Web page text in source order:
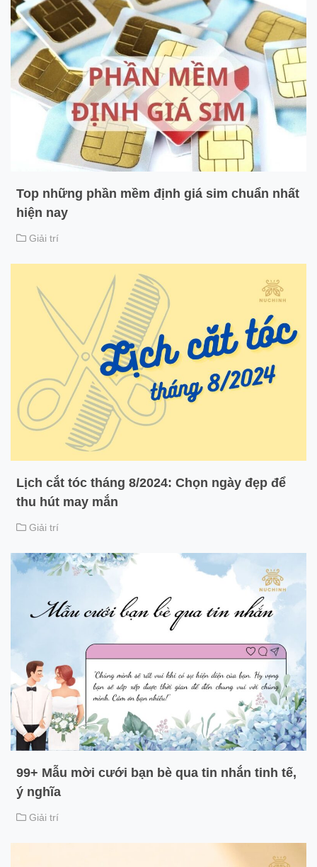
Top những phần mềm định giá sim chuẩn nhất
hiện nay
Giải trí
Lịch cắt tóc tháng 8/2024: Chọn ngày đẹp để
thu hút may mắn
Giải trí
99+ Mẫu mời cưới bạn bè qua tin nhắn tinh tế,
ý nghĩa
Giải trí